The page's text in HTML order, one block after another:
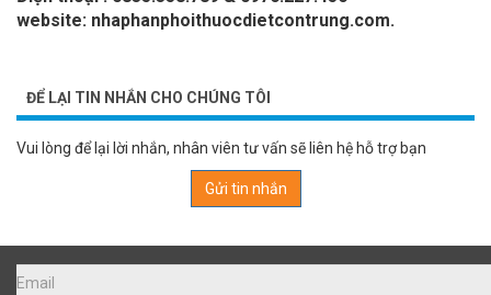
website: nhaphanphoithuocdietcontrung.com.
ĐỂ LẠI TIN NHẮN CHO CHÚNG TÔI
Vui lòng để lại lời nhắn, nhân viên tư vấn sẽ liên hệ hỗ trợ bạn
Gửi tin nhắn